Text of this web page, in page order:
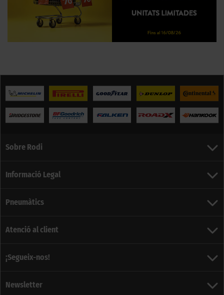
Sobre Rodi
Informació Legal
Pneumàtics
Atenció al client
¡Segueix-nos!
Newsletter